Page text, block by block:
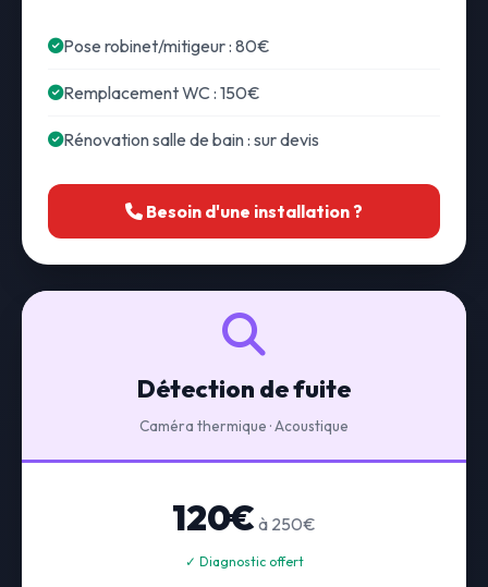
Pose robinet/mitigeur : 80€
Remplacement WC : 150€
Rénovation salle de bain : sur devis
Besoin d'une installation ?
Détection de fuite
Caméra thermique · Acoustique
120€ à 250€
✓ Diagnostic offert